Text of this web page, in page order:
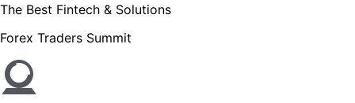
The Best Fintech & Solutions
Forex Traders Summit